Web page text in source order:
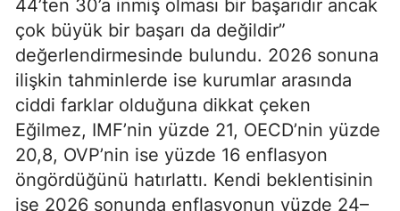
44’ten 30’a inmiş olması bir başarıdır ancak
çok büyük bir başarı da değildir”
değerlendirmesinde bulundu. 2026 sonuna
ilişkin tahminlerde ise kurumlar arasında
ciddi farklar olduğuna dikkat çeken
Eğilmez, IMF’nin yüzde 21, OECD’nin yüzde
20,8, OVP’nin ise yüzde 16 enflasyon
öngördüğünü hatırlattı. Kendi beklentisinin
ise 2026 sonunda enflasyonun yüzde 24–